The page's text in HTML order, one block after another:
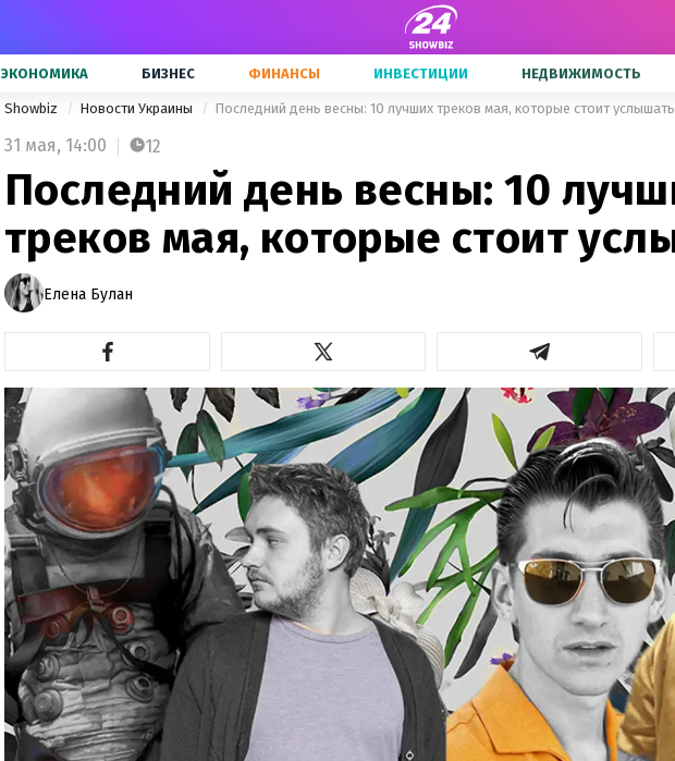
ЭКОНОМИКА БИЗНЕС ФИНАНСЫ ИНВЕСТИЦИИ НЕДВИЖИМОСТЬ
Showbiz Новости Украины Последний день весны: 10 лучших треков мая, которые стоит услышать
31 мая, 14:00 12
Последний день весны: 10
треков мая, которые стоит
Елена Булан